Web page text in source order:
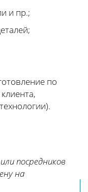
и пр.;
по
посредников
на